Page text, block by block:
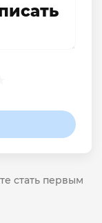
стать первым